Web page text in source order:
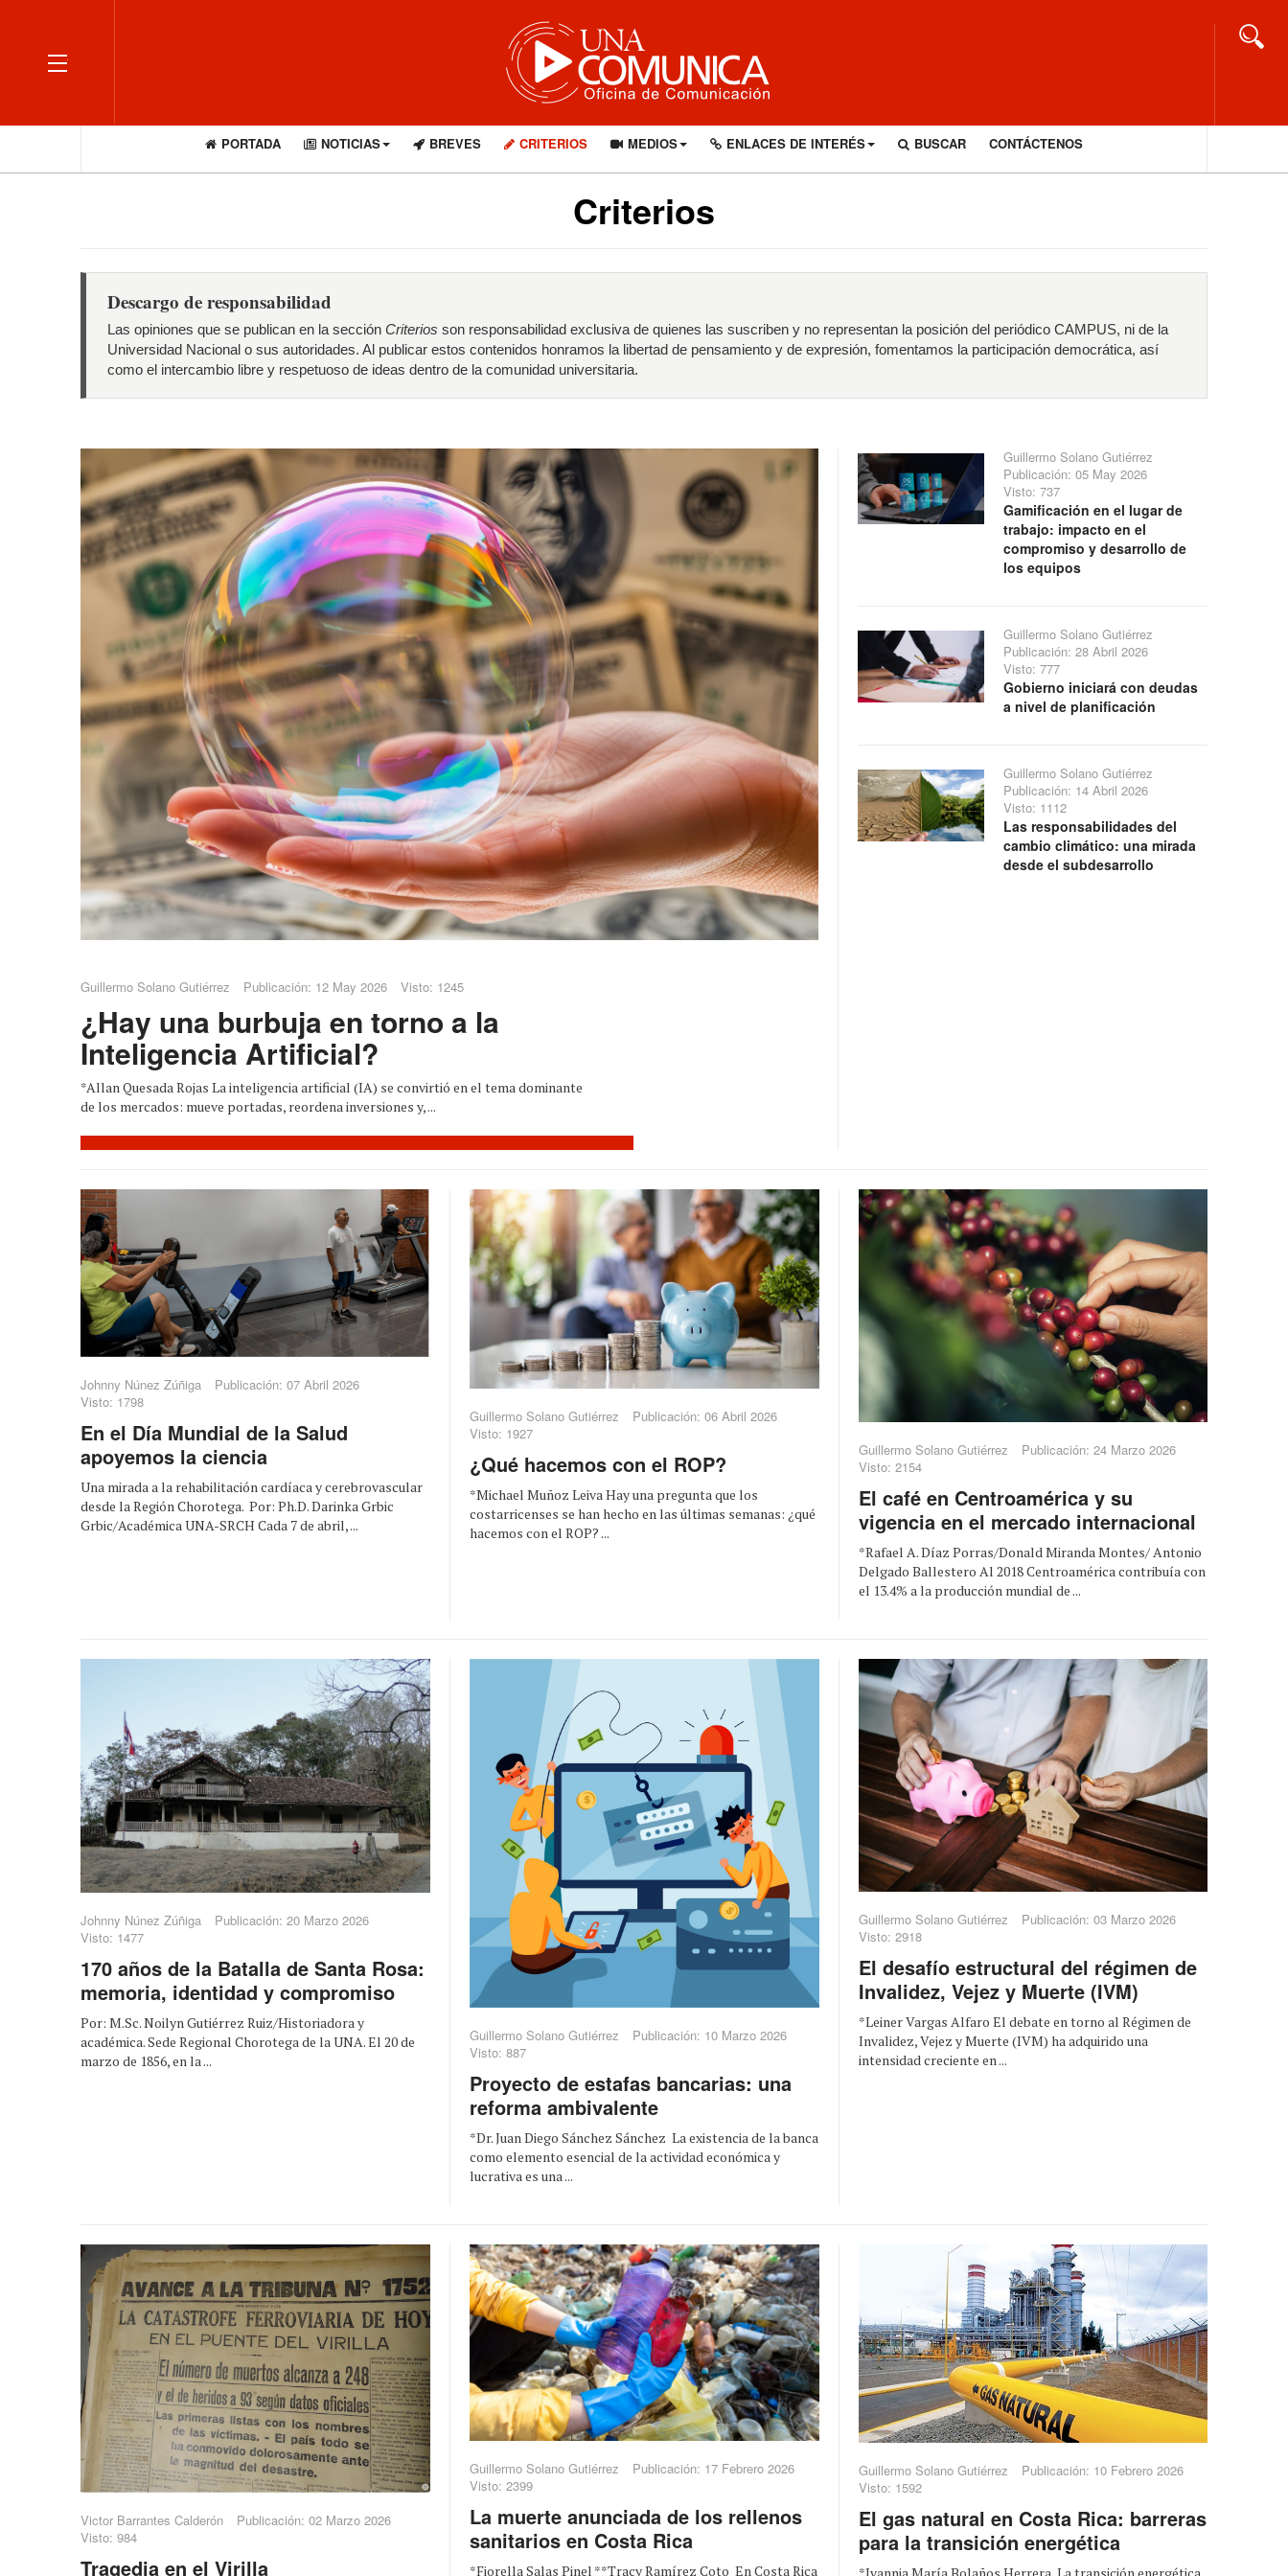
OFF CANVAS
PORTADA NOTICIAS BREVES CRITERIOS MEDIOS ENLACES DE INTERÉS BUSCAR CONTÁCTENOS
Criterios
Descargo de responsabilidad
Las opiniones que se publican en la sección Criterios son responsabilidad exclusiva de quienes las suscriben y no representan la posición del periódico CAMPUS, ni de la
Universidad Nacional o sus autoridades. Al publicar estos contenidos honramos la libertad de pensamiento y de expresión, fomentamos la participación democrática, así
como el intercambio libre y respetuoso de ideas dentro de la comunidad universitaria.
Guillermo Solano Gutiérrez Publicación: 12 May 2026 Visto: 1245
¿Hay una burbuja en torno a la
Inteligencia Artificial?
*Allan Quesada Rojas La inteligencia artificial (IA) se convirtió en el tema dominante
de los mercados: mueve portadas, reordena inversiones y, ...
Guillermo Solano Gutiérrez
Publicación: 05 May 2026
Visto: 737
Gamificación en el lugar de
trabajo: impacto en el
compromiso y desarrollo de
los equipos
Guillermo Solano Gutiérrez
Publicación: 28 Abril 2026
Visto: 777
Gobierno iniciará con deudas
a nivel de planificación
Guillermo Solano Gutiérrez
Publicación: 14 Abril 2026
Visto: 1112
Las responsabilidades del
cambio climático: una mirada
desde el subdesarrollo
Johnny Núnez Zúñiga
Publicación: 07 Abril 2026
Visto: 1798
En el Día Mundial de la Salud
apoyemos la ciencia
Una mirada a la rehabilitación cardíaca y cerebrovascular
desde la Región Chorotega. Por: Ph.D. Darinka Grbic
Grbic/Académica UNA-SRCH Cada 7 de abril, ...
Guillermo Solano Gutiérrez
Publicación: 06 Abril 2026
Visto: 1927
¿Qué hacemos con el ROP?
*Michael Muñoz Leiva Hay una pregunta que los
costarricenses se han hecho en las últimas semanas: ¿qué
hacemos con el ROP? ...
Guillermo Solano Gutiérrez
Publicación: 24 Marzo 2026
Visto: 2154
El café en Centroamérica y su
vigencia en el mercado internacional
*Rafael A. Díaz Porras/Donald Miranda Montes/ Antonio
Delgado Ballestero Al 2018 Centroamérica contribuía con
el 13.4% a la producción mundial de ...
Johnny Núnez Zúñiga
Publicación: 20 Marzo 2026
Visto: 1477
170 años de la Batalla de Santa Rosa:
memoria, identidad y compromiso
Por: M.Sc. Noilyn Gutiérrez Ruiz/Historiadora y
académica. Sede Regional Chorotega de la UNA. El 20 de
marzo de 1856, en la ...
Guillermo Solano Gutiérrez
Publicación: 10 Marzo 2026
Visto: 887
Proyecto de estafas bancarias: una
reforma ambivalente
*Dr. Juan Diego Sánchez Sánchez La existencia de la banca
como elemento esencial de la actividad económica y
lucrativa es una ...
Guillermo Solano Gutiérrez
Publicación: 03 Marzo 2026
Visto: 2918
El desafío estructural del régimen de
Invalidez, Vejez y Muerte (IVM)
*Leiner Vargas Alfaro El debate en torno al Régimen de
Invalidez, Vejez y Muerte (IVM) ha adquirido una
intensidad creciente en ...
Victor Barrantes Calderón
Publicación: 02 Marzo 2026
Visto: 984
Tragedia en el Virilla
Guillermo Solano Gutiérrez
Publicación: 17 Febrero 2026
Visto: 2399
La muerte anunciada de los rellenos
sanitarios en Costa Rica
*Fiorella Salas Pinel **Tracy Ramírez Coto En Costa Rica
Guillermo Solano Gutiérrez
Publicación: 10 Febrero 2026
Visto: 1592
El gas natural en Costa Rica: barreras
para la transición energética